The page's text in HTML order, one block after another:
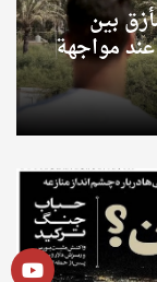
بين
مواجهة